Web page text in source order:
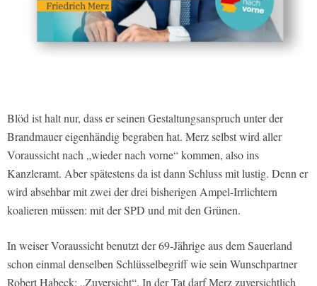
Blöd ist halt nur, dass er seinen Gestaltungsanspruch unter der
Brandmauer eigenhändig begraben hat. Merz selbst wird aller
Voraussicht nach „wieder nach vorne“ kommen, also ins
Kanzleramt. Aber spätestens da ist dann Schluss mit lustig. Denn er
wird absehbar mit zwei der drei bisherigen Ampel-Irrlichtern
koalieren müssen: mit der SPD und mit den Grünen.
In weiser Voraussicht benutzt der 69-Jährige aus dem Sauerland
schon einmal denselben Schlüsselbegriff wie sein Wunschpartner
Robert Habeck: „Zuversicht“. In der Tat darf Merz zuversichtlich